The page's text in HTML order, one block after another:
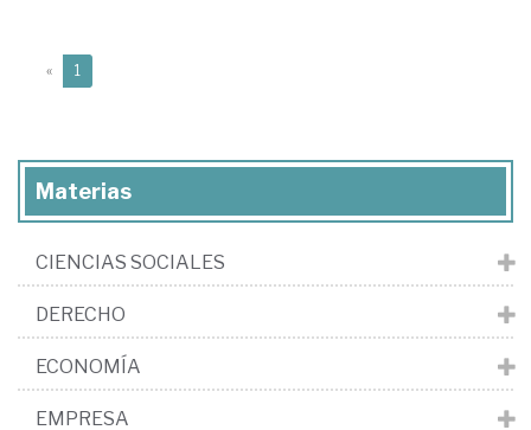
« 1
Materias
CIENCIAS SOCIALES
DERECHO
ECONOMÍA
EMPRESA